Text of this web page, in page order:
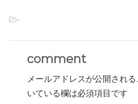
-
comment
メールアドレスが公開される
いている欄は必須項目です